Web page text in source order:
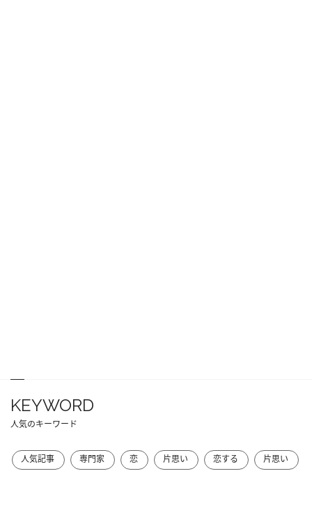
KEYWORD
人気のキーワード
人気記事 専門家 恋 片思い 恋する 片思い